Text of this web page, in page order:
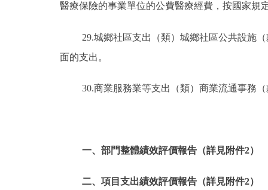
醫療保險的事業單位的公費醫療經費，按國家規
29.城鄉社區支出（類）城鄉社區公共設施
面的支出。
30.商業服務業等支出（類）商業流通事務
一、部門整體績效評價報告（詳見附件2）
二、項目支出績效評價報告（詳見附件2）